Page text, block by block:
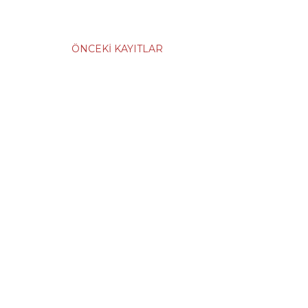
ÖNCEKI KAYITLAR